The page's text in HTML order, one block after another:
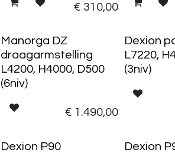
€310,00
Manorga DZ
draagarmstelling
L4200, H4000, D500
(6niv)
€ 1.490,00
Dexion
L7220,
(3niv)
Dexion P90
Dexion